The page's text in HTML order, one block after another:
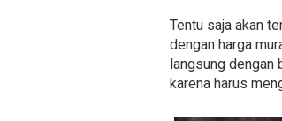
Tentu saja akan
dengan harga
langsung dengan
karena harus